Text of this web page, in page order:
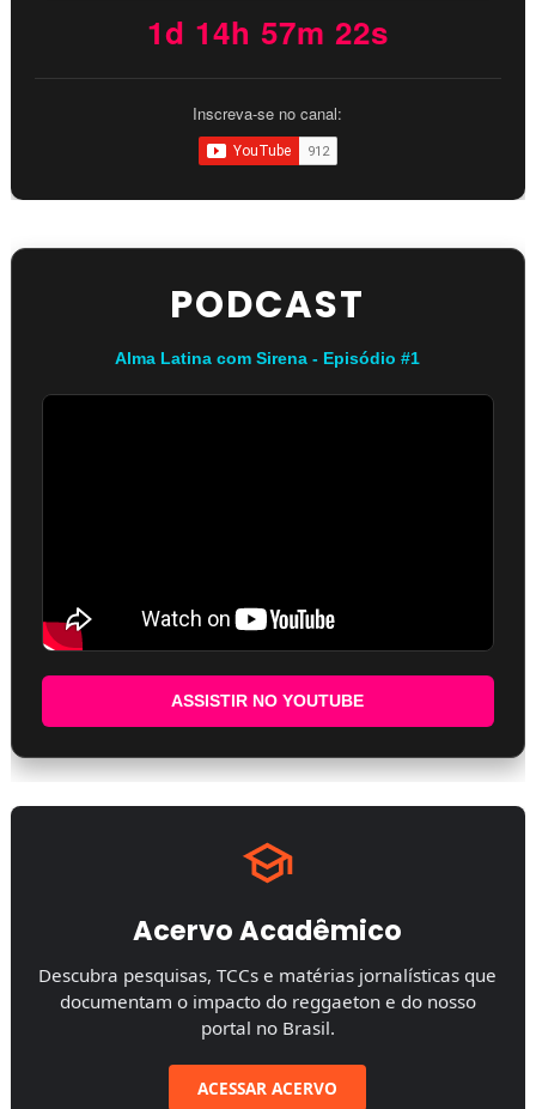
1d 14h 57m 21s
Inscreva-se no canal:
PODCAST
Alma Latina com Sirena - Episódio #1
ASSISTIR NO YOUTUBE
Acervo Acadêmico
Descubra pesquisas, TCCs e matérias jornalísticas que
documentam o impacto do reggaeton e do nosso
portal no Brasil.
ACESSAR ACERVO